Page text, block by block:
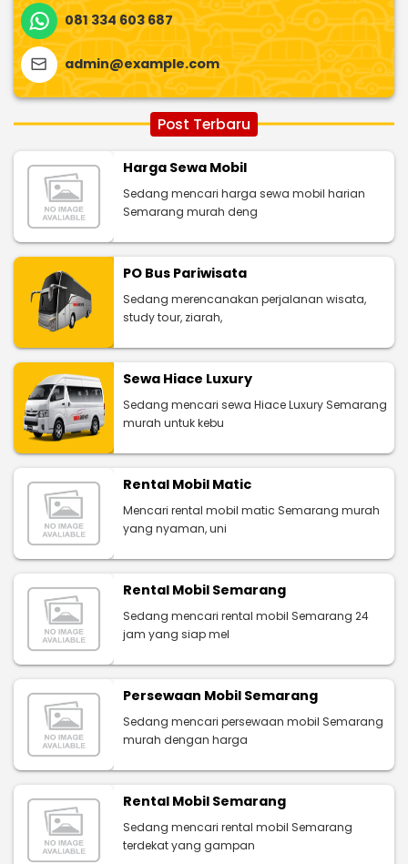
081 334 603 687
admin@example.com
Post Terbaru
Harga Sewa Mobil
Sedang mencari harga sewa mobil harian
Semarang murah deng
PO Bus Pariwisata
Sedang merencanakan perjalanan wisata,
study tour, ziarah,
Sewa Hiace Luxury
Sedang mencari sewa Hiace Luxury Semarang
murah untuk kebu
Rental Mobil Matic
Mencari rental mobil matic Semarang murah
yang nyaman, uni
Rental Mobil Semarang
Sedang mencari rental mobil Semarang 24
jam yang siap mel
Persewaan Mobil Semarang
Sedang mencari persewaan mobil Semarang
murah dengan harga
Rental Mobil Semarang
Sedang mencari rental mobil Semarang
terdekat yang gampan